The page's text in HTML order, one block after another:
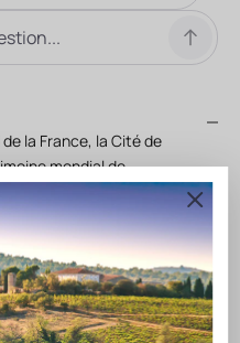
la France, la Cité de
mondial de
médiévale construite
internationale,
année.
feux d’artifice du 14
forteresse médiévale,
au Sud et la